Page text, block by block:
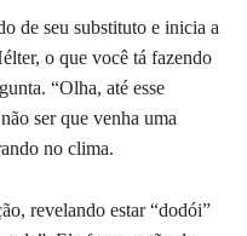
de seu substituto e inicia a
o que você tá fazendo
“Olha, até esse
ser que venha uma
no clima.
revelando estar “dodói”